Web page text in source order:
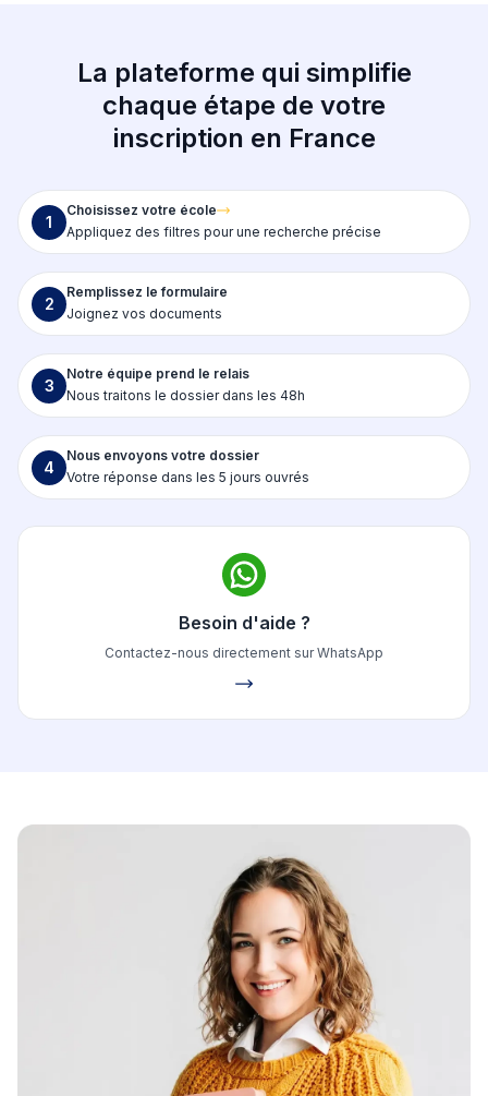
La plateforme qui simplifie
chaque étape de votre
inscription en France
1
Choisissez votre école
Appliquez des filtres pour une recherche précise
2
Remplissez le formulaire
Joignez vos documents
3
Notre équipe prend le relais
Nous traitons le dossier dans les 48h
4
Nous envoyons votre dossier
Votre réponse dans les 5 jours ouvrés
Besoin d'aide ?
Contactez-nous directement sur WhatsApp